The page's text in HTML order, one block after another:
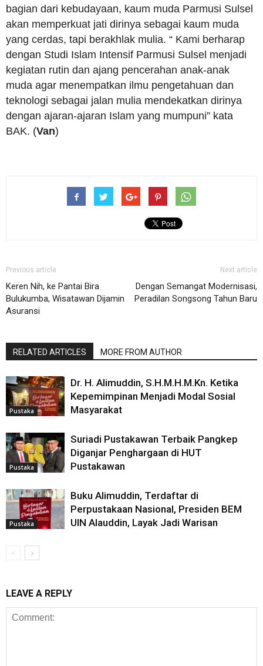
bagian dari kebudayaan, kaum muda Parmusi Sulsel
akan memperkuat jati dirinya sebagai kaum muda
yang cerdas, tapi berakhlak mulia. “ Kami berharap
dengan Studi Islam Intensif Parmusi Sulsel menjadi
kegiatan rutin dan ajang pencerahan anak-anak
muda agar menempatkan ilmu pengetahuan dan
teknologi sebagai jalan mulia mendekatkan dirinya
dengan ajaran-ajaran Islam yang mumpuni” kata
BAK. (Van)
Previous article
Keren Nih, ke Pantai Bira
Bulukumba, Wisatawan Dijamin
Asuransi
Next article
Dengan Semangat Modernisasi,
Peradilan Songsong Tahun Baru
RELATED ARTICLES MORE FROM AUTHOR
Pustaka
Dr. H. Alimuddin, S.H.M.H.M.Kn. Ketika
Kepemimpinan Menjadi Modal Sosial
Masyarakat
Pustaka
Suriadi Pustakawan Terbaik Pangkep
Diganjar Penghargaan di HUT
Pustakawan
Pustaka
Buku Alimuddin, Terdaftar di
Perpustakaan Nasional, Presiden BEM
UIN Alauddin, Layak Jadi Warisan
LEAVE A REPLY